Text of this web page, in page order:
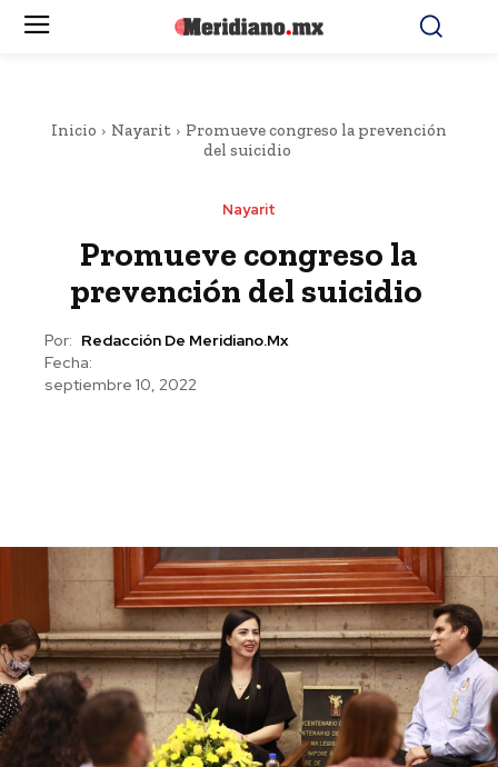
Inicio Nayarit
Promueve congreso la prevención
del suicidio
Nayarit
Promueve congreso la
prevención del suicidio
Por: Redacción De Meridiano.mx
Fecha:
septiembre 10, 2022